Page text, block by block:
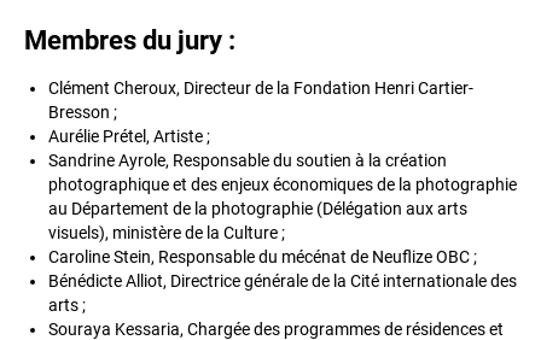
Membres du jury :
Clément Cheroux, Directeur de la Fondation Henri Cartier-
Bresson ;
Aurélie Prétel, Artiste ;
Sandrine Ayrole, Responsable du soutien à la création
photographique et des enjeux économiques de la photographie
au Département de la photographie (Délégation aux arts
visuels), ministère de la Culture ;
Caroline Stein, Responsable du mécénat de Neuflize OBC ;
Bénédicte Alliot, Directrice générale de la Cité internationale des
arts ;
Souraya Kessaria, Chargée des programmes de résidences et